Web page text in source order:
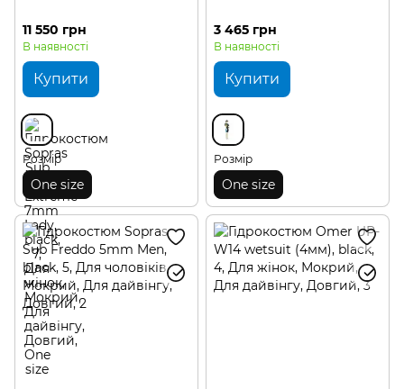
11 550 грн
В наявності
Купити
Розмір
One size
3 465 грн
В наявності
Купити
Розмір
One size